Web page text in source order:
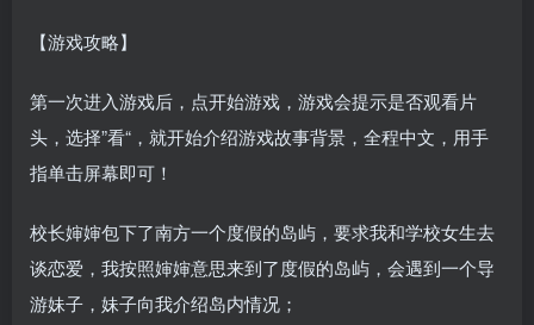
【游戏攻略】
第一次进入游戏后，点开始游戏，游戏会提示是否观看片
头，选择”看“，就开始介绍游戏故事背景，全程中文，用手
指单击屏幕即可！
校长婶婶包下了南方一个度假的岛屿，要求我和学校女生去
谈恋爱，我按照婶婶意思来到了度假的岛屿，会遇到一个导
游妹子，妹子向我介绍岛内情况；